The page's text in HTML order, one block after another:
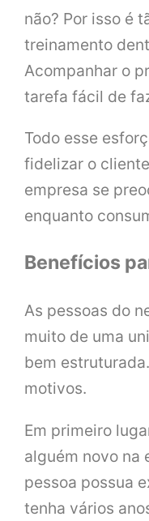
não? Por isso é
treinamento
Acompanhar o
tarefa fácil de
Todo esse
fidelizar o
empresa se
enquanto
Benefícios
As pessoas do
muito de uma
bem
motivos.
Em primeiro
alguém novo na
pessoa possua
tenha vários